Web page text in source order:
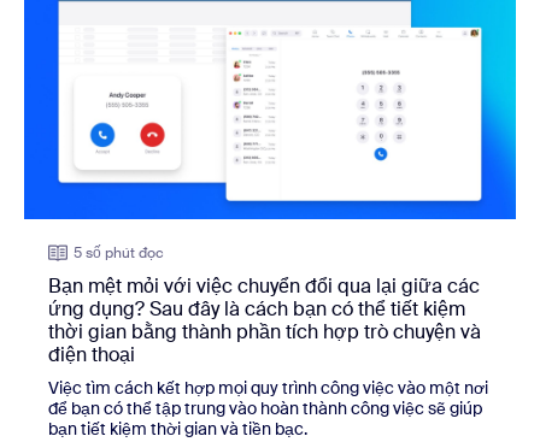
5 số phút đọc
Bạn mệt mỏi với việc chuyển đổi qua lại giữa các
ứng dụng? Sau đây là cách bạn có thể tiết kiệm
thời gian bằng thành phần tích hợp trò chuyện và
điện thoại
Việc tìm cách kết hợp mọi quy trình công việc vào một nơi
để bạn có thể tập trung vào hoàn thành công việc sẽ giúp
bạn tiết kiệm thời gian và tiền bạc.